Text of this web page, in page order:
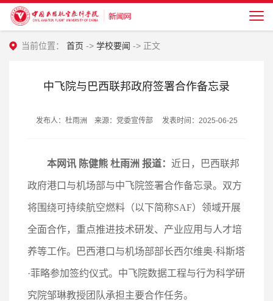
当前位置： 首页 -> 学校要闻 -> 正文
中飞院与巴西联邦政府签署合作备忘录
发布人：杜雨洲 来源：党委宣传部 发表时间：2025-06-25
本网讯 陈健熊 杜雨洲 报道： 近日，巴西联邦
政府港口与机场部与中飞院签署合作备忘录。双方
将围绕可持续航空燃料（以下简称SAF）领域开展
全面合作，重点推进技术研发、产业应用与人才培
养等工作。巴西港口与机场部部长西尔维奥·科斯塔
·菲略参加签约仪式。中飞院数据工程与行为科学研
究院邹琳教授团队承担主要合作任务。